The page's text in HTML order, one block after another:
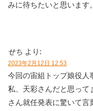
みに待ちたいと思います。
せち より:
2023年2月12日 12:53
今回の宙組トップ娘役人
私、天彩さんだと思っ
さん就任発表に驚いて言